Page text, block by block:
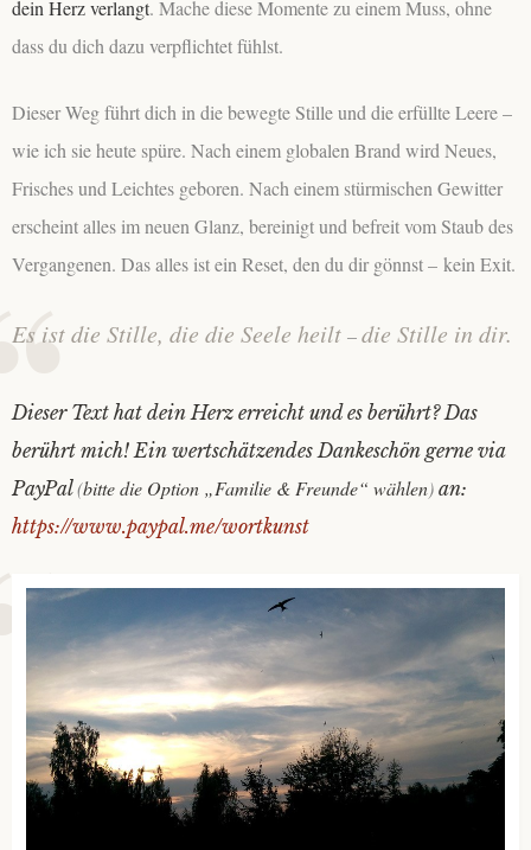
dein Herz verlangt. Mache diese Momente zu einem Muss, ohne
dass du dich dazu verpflichtet fühlst.
Dieser Weg führt dich in die bewegte Stille und die erfüllte Leere –
wie ich sie heute spüre. Nach einem globalen Brand wird Neues,
Frisches und Leichtes geboren. Nach einem stürmischen Gewitter
erscheint alles im neuen Glanz, bereinigt und befreit vom Staub des
Vergangenen. Das alles ist ein Reset, den du dir gönnst – kein Exit.
Es ist die Stille, die die Seele heilt –die Stille in dir.
Dieser Text hat dein Herz erreicht und es berührt? Das
berührt mich! Ein wertschätzendes Dankeschön gerne via
PayPal(bitte die Option „Familie & Freunde“ wählen) an:
https://www.paypal.me/wortkunst